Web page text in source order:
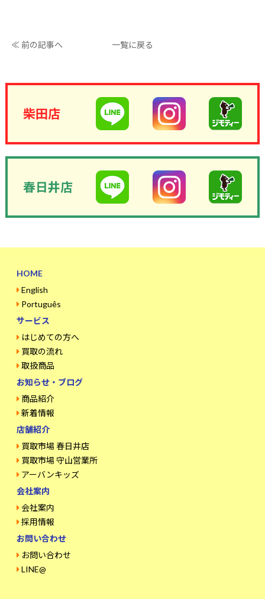
≪ 前の記事へ 一覧に戻る
柴田店
春日井店
HOME
English
Português
サービス
はじめての方へ
買取の流れ
取扱商品
お知らせ・ブログ
商品紹介
新着情報
店舗紹介
買取市場 春日井店
買取市場 守山営業所
アーバンキッズ
会社案内
会社案内
採用情報
お問い合わせ
お問い合わせ
LINE@